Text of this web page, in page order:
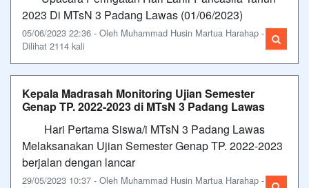
2023 Di MTsN 3 Padang Lawas (01/06/2023)
05/06/2023 22:36 - Oleh Muhammad Husin Martua Harahap -
Dilihat 2114 kali
Kepala Madrasah Monitoring Ujian Semester
Genap TP. 2022-2023 di MTsN 3 Padang Lawas
Hari Pertama Siswa/i MTsN 3 Padang Lawas
Melaksanakan Ujian Semester Genap TP. 2022-2023
berjalan dengan lancar
29/05/2023 10:37 - Oleh Muhammad Husin Martua Harahap -